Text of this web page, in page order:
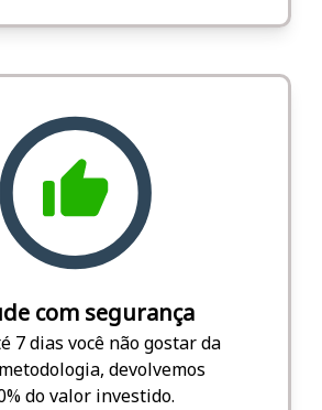
com segurança
7 dias você não gostar da
devolvemos
do valor investido.